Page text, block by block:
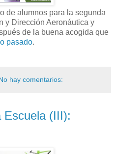
de alumnos para la segunda
y Dirección Aeronáutica y
de la buena acogida que
pasado.
hay comentarios:
Escuela (III):